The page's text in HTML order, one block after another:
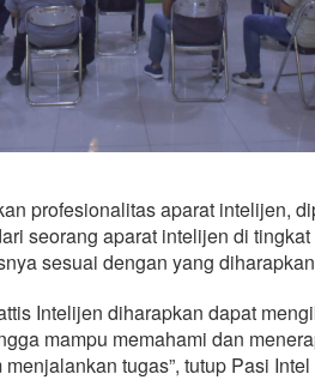
profesionalitas aparat intelijen,
seorang aparat intelijen di
sesuai dengan yang
Intelijen diharapkan dapat
mampu memahami dan
tugas”, tutup Pasi